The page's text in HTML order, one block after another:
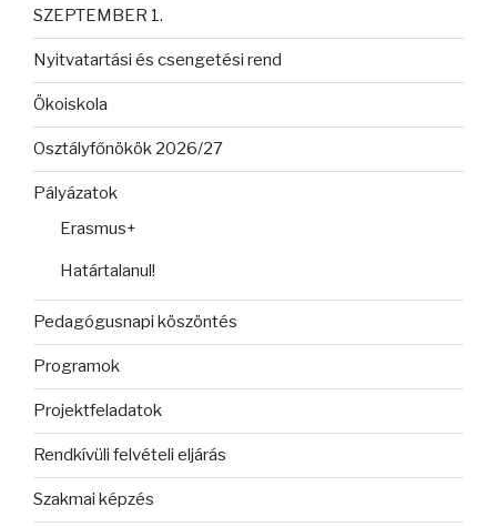
SZEPTEMBER 1.
Nyitvatartási és csengetési rend
Ökoiskola
Osztályfőnökök 2026/27
Pályázatok
Erasmus+
Határtalanul!
Pedagógusnapi köszöntés
Programok
Projektfeladatok
Rendkívüli felvételi eljárás
Szakmai képzés